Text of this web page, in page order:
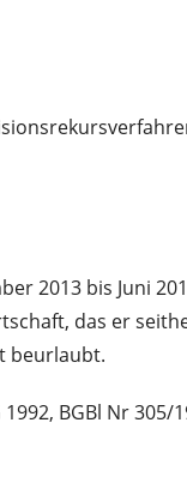
2013 bis Juni
das er
beurlaubt.
BGBl Nr 305/